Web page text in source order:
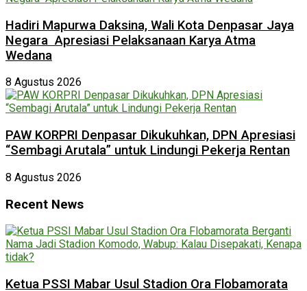
Hadiri Mapurwa Daksina, Wali Kota Denpasar Jaya
Negara Apresiasi Pelaksanaan Karya Atma
Wedana
8 Agustus 2026
PAW KORPRI Denpasar Dikukuhkan, DPN Apresiasi
“Sembagi Arutala” untuk Lindungi Pekerja Rentan
8 Agustus 2026
Recent News
Ketua PSSI Mabar Usul Stadion Ora Flobamorata